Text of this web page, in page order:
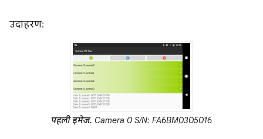
उदाहरण:
पहली इमेज. Camera 0 S/N: FA6BM0305016